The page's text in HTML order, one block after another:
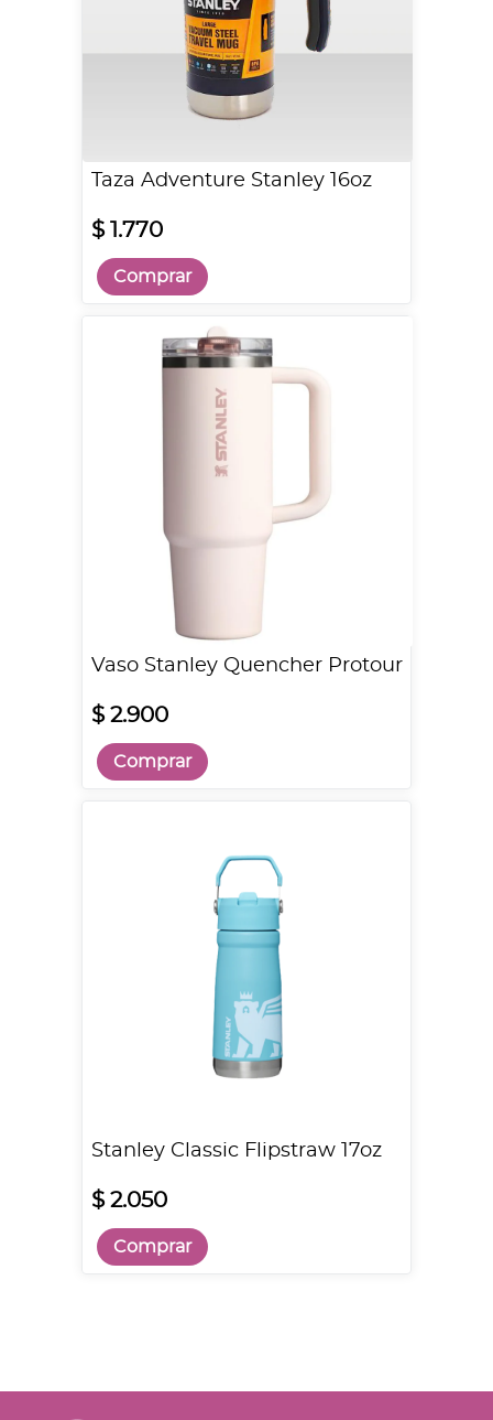
Taza Adventure Stanley 16oz
$ 1.770
Comprar
Vaso Stanley Quencher Protour
$ 2.900
Comprar
Stanley Classic Flipstraw 17oz
$ 2.050
Comprar